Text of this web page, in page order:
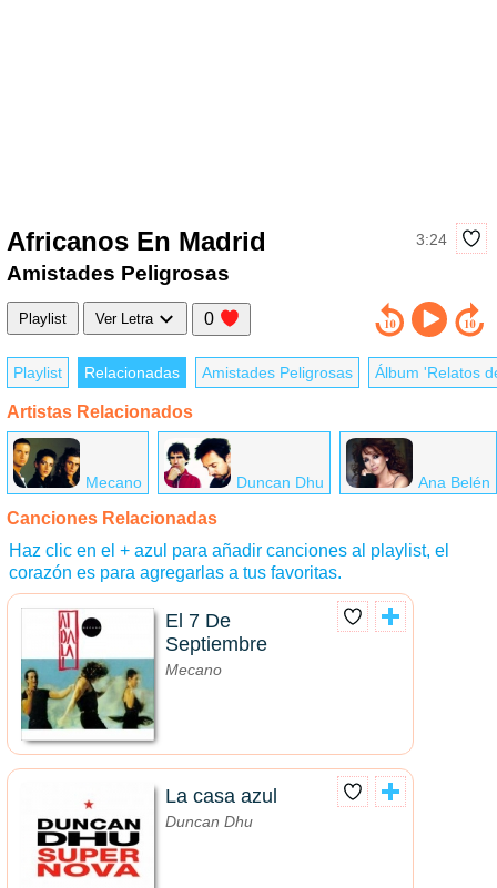
Africanos En Madrid 3:24
Amistades Peligrosas
Playlist Ver Letra 0
Playlist Relacionadas Amistades Peligrosas Álbum 'Relatos
Artistas Relacionados
Mecano Duncan Dhu Ana Belén
Canciones Relacionadas
Haz clic en el + azul para añadir canciones al playlist, el
corazón es para agregarlas a tus favoritas.
El 7 De
Septiembre
Mecano
La casa azul
Duncan Dhu